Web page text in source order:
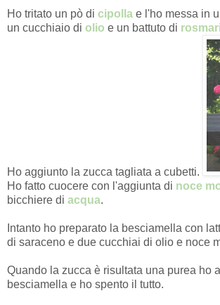
Ho tritato un pò di cipolla e l'ho messa in
un cucchiaio di olio e un battuto di
Ho aggiunto la zucca tagliata a cubetti.
Ho fatto cuocere con l'aggiunta di noce
bicchiere di acqua.
Intanto ho preparato la besciamella con
di saraceno e due cucchiai di olio e noce
Quando la zucca è risultata una purea ho
besciamella e ho spento il tutto.